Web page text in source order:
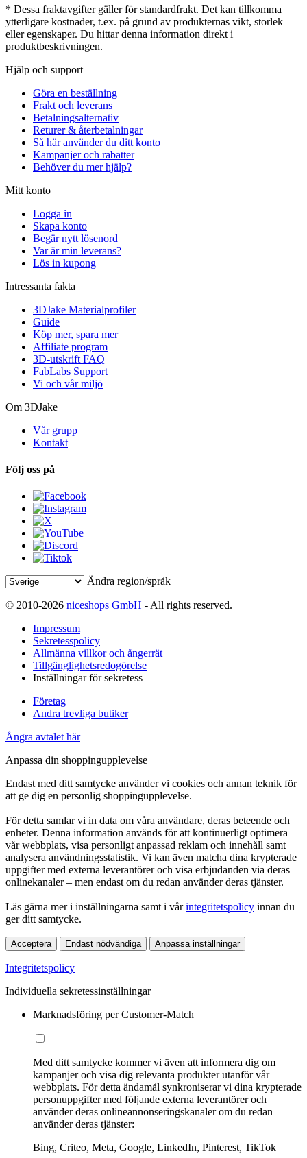
* Dessa fraktavgifter gäller för standardfrakt. Det kan tillkomma
ytterligare kostnader, t.ex. på grund av produkternas vikt, storlek
eller egenskaper. Du hittar denna information direkt i
produktbeskrivningen.
Hjälp och support
Göra en beställning
Frakt och leverans
Betalningsalternativ
Returer & återbetalningar
Så här använder du ditt konto
Kampanjer och rabatter
Behöver du mer hjälp?
Mitt konto
Logga in
Skapa konto
Begär nytt lösenord
Var är min leverans?
Lös in kupong
Intressanta fakta
3DJake Materialprofiler
Guide
Köp mer, spara mer
Affiliate program
3D-utskrift FAQ
FabLabs Support
Vi och vår miljö
Om 3DJake
Vår grupp
Kontakt
Följ oss på
Ändra region/språk
© 2010-2026 niceshops GmbH - All rights reserved.
Impressum
Sekretesspolicy
Allmänna villkor och ångerrät
Tillgänglighetsredogörelse
Inställningar för sekretess
Företag
Andra trevliga butiker
Ångra avtalet här
Anpassa din shoppingupplevelse
Endast med ditt samtycke använder vi cookies och annan teknik för
att ge dig en personlig shoppingupplevelse.
För detta samlar vi in data om våra användare, deras beteende och
enheter. Denna information används för att kontinuerligt optimera
vår webbplats, visa personligt anpassad reklam och innehåll samt
analysera användningsstatistik. Vi kan även matcha dina krypterade
uppgifter med externa leverantörer och visa erbjudanden via deras
onlinekanaler – men endast om du redan använder deras tjänster.
Läs gärna mer i inställningarna samt i vårintegritetspolicy innan du
ger ditt samtycke.
Acceptera Endast nödvändiga Anpassa inställningar
Integritetspolicy
Individuella sekretessinställningar
Marknadsföring per Customer-Match
Med ditt samtycke kommer vi även att informera dig om
kampanjer och visa dig relevanta produkter utanför vår
webbplats. För detta ändamål synkroniserar vi dina krypterade
personuppgifter med följande externa leverantörer och
använder deras onlineannonseringskanaler om du redan
använder deras tjänster:
Bing, Criteo, Meta, Google, LinkedIn, Pinterest, TikTok